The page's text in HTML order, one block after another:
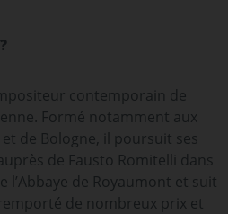
contemporain de
Formé notamment aux
de Bologne, il poursuit ses
de Fausto Romitelli dans
l’Abbaye de Royaumont et suit
de nombreux prix et